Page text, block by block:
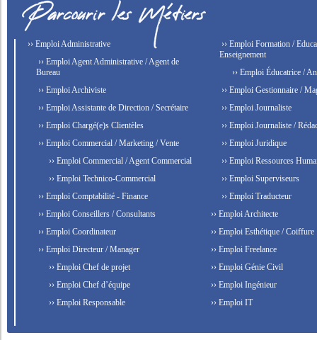
›› Emploi Administrative
›› Emploi Agent Administrative / Agent de
Bureau
›› Emploi Archiviste
›› Emploi Assistante de Direction / Secrétaire
›› Emploi Chargé(e)s Clientèles
›› Emploi Commercial / Marketing / Vente
›› Emploi Commercial / Agent Commercial
›› Emploi Technico-Commercial
›› Emploi Comptabilité - Finance
›› Emploi Conseillers / Consultants
›› Emploi Coordinateur
›› Emploi Directeur / Manager
›› Emploi Chef de projet
›› Emploi Chef d’équipe
›› Emploi Responsable
›› Emploi Formation /
Enseignement
›› Emploi Éducatrice /
›› Emploi Gestionnaire /
›› Emploi Journaliste
›› Emploi Journaliste /
›› Emploi Juridique
›› Emploi Ressources
›› Emploi Superviseurs
›› Emploi Traducteur
›› Emploi Architecte
›› Emploi Esthétique / Coiffure
›› Emploi Freelance
›› Emploi Génie Civil
›› Emploi Ingénieur
›› Emploi IT